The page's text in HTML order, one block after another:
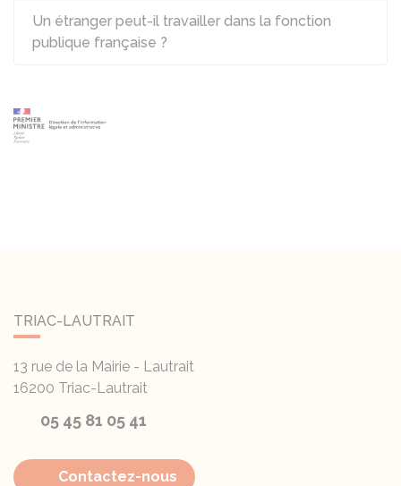
Un étranger peut-il travailler dans la fonction
publique française ?
TRIAC-LAUTRAIT
13 rue de la Mairie - Lautrait
16200 Triac-Lautrait
05 45 81 05 41
Contactez-nous